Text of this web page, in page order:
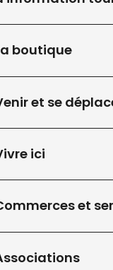
boutique
et se
ici
et
INTEMPOREL"
?